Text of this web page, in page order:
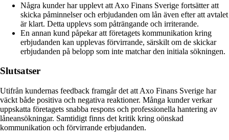
Några kunder har upplevt att Axo Finans Sverige fortsätter att
skicka påminnelser och erbjudanden om lån även efter att avtalet
är klart. Detta upplevs som påträngande och irriterande.
En annan kund påpekar att företagets kommunikation kring
erbjudanden kan upplevas förvirrande, särskilt om de skickar
erbjudanden på belopp som inte matchar den initiala sökningen.
Slutsatser
Utifrån kundernas feedback framgår det att Axo Finans Sverige har
väckt både positiva och negativa reaktioner. Många kunder verkar
uppskatta företagets snabba respons och professionella hantering av
låneansökningar. Samtidigt finns det kritik kring oönskad
kommunikation och förvirrande erbjudanden.